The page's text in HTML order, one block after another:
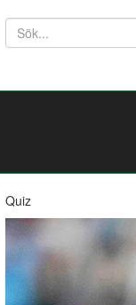
Söktext
Quiz